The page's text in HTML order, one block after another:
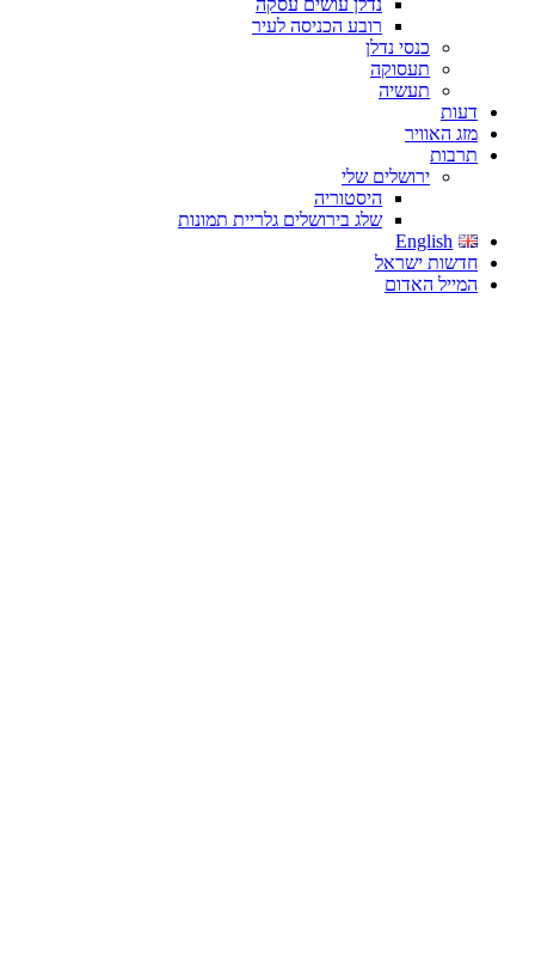
נדלן עושים עסקה
רובע הכניסה לעיר
כנסי נדלן
תעסוקה
תעשיה
דעות
מזג האוויר
תרבות
ירושלים שלי
היסטוריה
שלג בירושלים גלריית תמונות
English
חדשות ישראל
המייל האדום